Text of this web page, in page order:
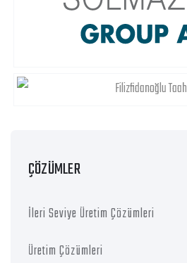
ÇÖZÜMLER
İleri Seviye Üretim Çözümleri
Üretim Çözümleri